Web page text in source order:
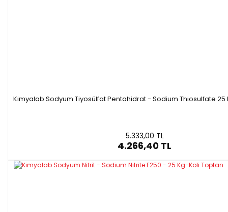
Kimyalab Sodyum Tiyosülfat Pentahidrat - Sodium Thiosulfate 25
5.333,00 TL
4.266,40 TL